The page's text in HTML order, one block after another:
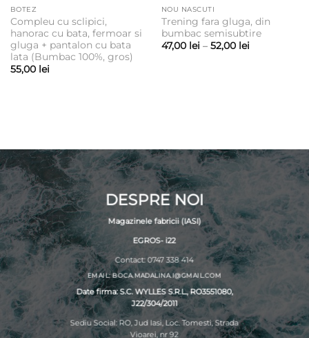
BOTEZ
Compleu cu sclipici,
hanorac cu bata, fermoar si
gluga + pantalon cu bata
lata (Bumbac 100%, gros)
55,00 lei
NOU NASCUTI
Trening fara gluga, din
bumbac semisubtire
47,00 lei – 52,00 leiInterval
DESPRE NOI
Magazinele fabricii (IASI)
EGROS- i22
Contact: 0747 338 414
EMAIL: BOCA.MADALINA.I@GMAIL.COM
Date firma: S.C. WYLLES S.R.L., RO3551080,
J22/304/2011
Sediu Social: RO, Jud Iasi, Loc. Tomesti, Strada
Vioarei, nr 92